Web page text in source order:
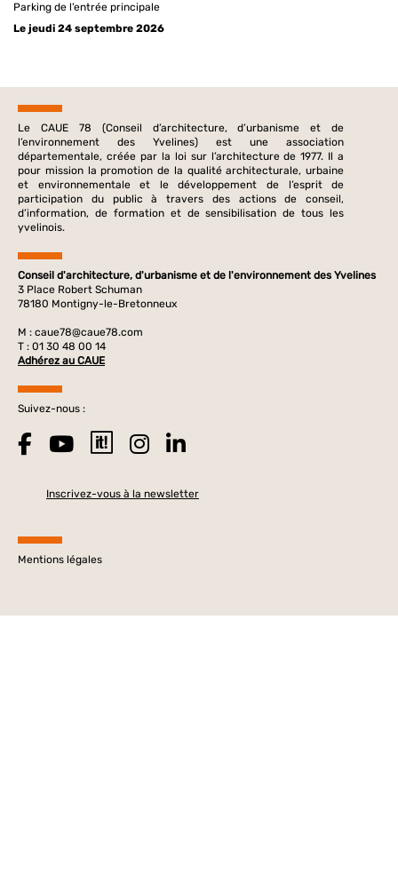
Parking de l’entrée principale
Le jeudi 24 septembre 2026
Le CAUE 78 (Conseil d’architecture, d’urbanisme et de
l’environnement des Yvelines) est une association
départementale, créée par la loi sur l’architecture de 1977. Il a
pour mission la promotion de la qualité architecturale, urbaine
et environnementale et le développement de l’esprit de
participation du public à travers des actions de conseil,
d’information, de formation et de sensibilisation de tous les
yvelinois.
Conseil d'architecture, d'urbanisme et de l'environnement des Yvelines
3 Place Robert Schuman
78180 Montigny-le-Bretonneux
M : caue78@caue78.com
T : 01 30 48 00 14
Adhérez au CAUE
Suivez-nous :
Inscrivez-vous à la newsletter
Mentions légales